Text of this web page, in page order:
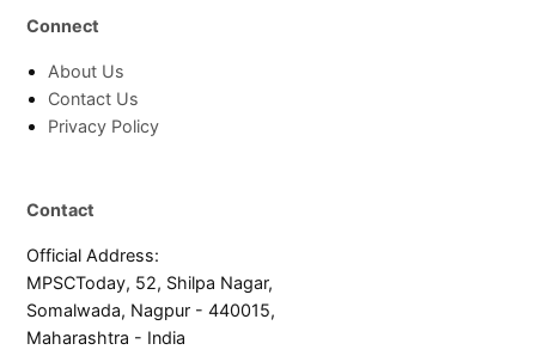
Connect
About Us
Contact Us
Privacy Policy
Contact
Official Address:
MPSCToday, 52, Shilpa Nagar,
Somalwada, Nagpur - 440015,
Maharashtra - India